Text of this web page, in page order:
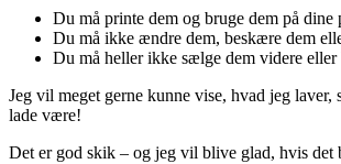
Du må printe dem og bruge dem på dine
Du må ikke ændre dem, beskære dem
Du må heller ikke sælge dem videre
Jeg vil meget gerne kunne vise, hvad jeg
lade være!
Det er god skik – og jeg vil blive glad, hvis